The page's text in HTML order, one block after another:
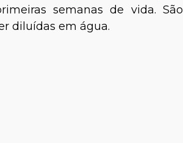
semanas de vida. São
diluídas em água.